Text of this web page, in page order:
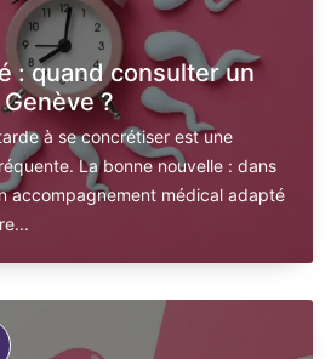
: quand consulter un
?
à se concrétiser est une
La bonne nouvelle : dans
accompagnement médical adapté